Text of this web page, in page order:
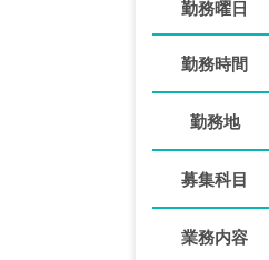
勤務曜日
勤務時間
勤務地
募集科目
業務内容